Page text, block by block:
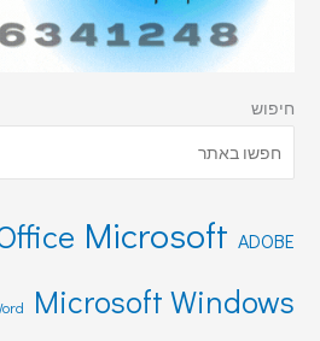
חיפוש
ADOBE
Microsoft
Microsoft Windows